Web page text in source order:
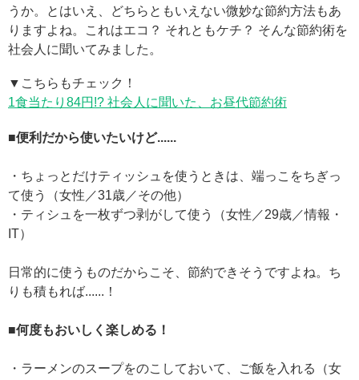
うか。とはいえ、どちらともいえない微妙な節約方法もあ
りますよね。これはエコ？ それともケチ？ そんな節約術を
社会人に聞いてみました。
▼こちらもチェック！
1食当たり84円!? 社会人に聞いた、お昼代節約術
■便利だから使いたいけど......
・ちょっとだけティッシュを使うときは、端っこをちぎっ
て使う（女性／31歳／その他）
・ティシュを一枚ずつ剥がして使う（女性／29歳／情報・
IT）
日常的に使うものだからこそ、節約できそうですよね。ち
りも積もれば......！
■何度もおいしく楽しめる！
・ラーメンのスープをのこしておいて、ご飯を入れる（女